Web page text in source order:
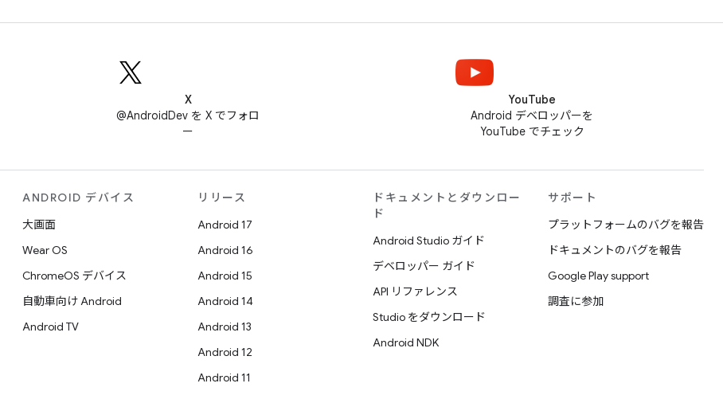
X
@AndroidDev を X でフォロ
ー
YouTube
Android デベロッパーを
YouTube でチェック
ANDROID デバイス
大画面
Wear OS
ChromeOS デバイス
自動車向け Android
Android TV
リリース
Android 17
Android 16
Android 15
Android 14
Android 13
Android 12
Android 11
ドキュメントとダウンロー
ド
Android Studio ガイド
デベロッパー ガイド
API リファレンス
Studio をダウンロード
Android NDK
サポート
プラットフォームのバグを報告
ドキュメントのバグを報告
Google Play support
調査に参加